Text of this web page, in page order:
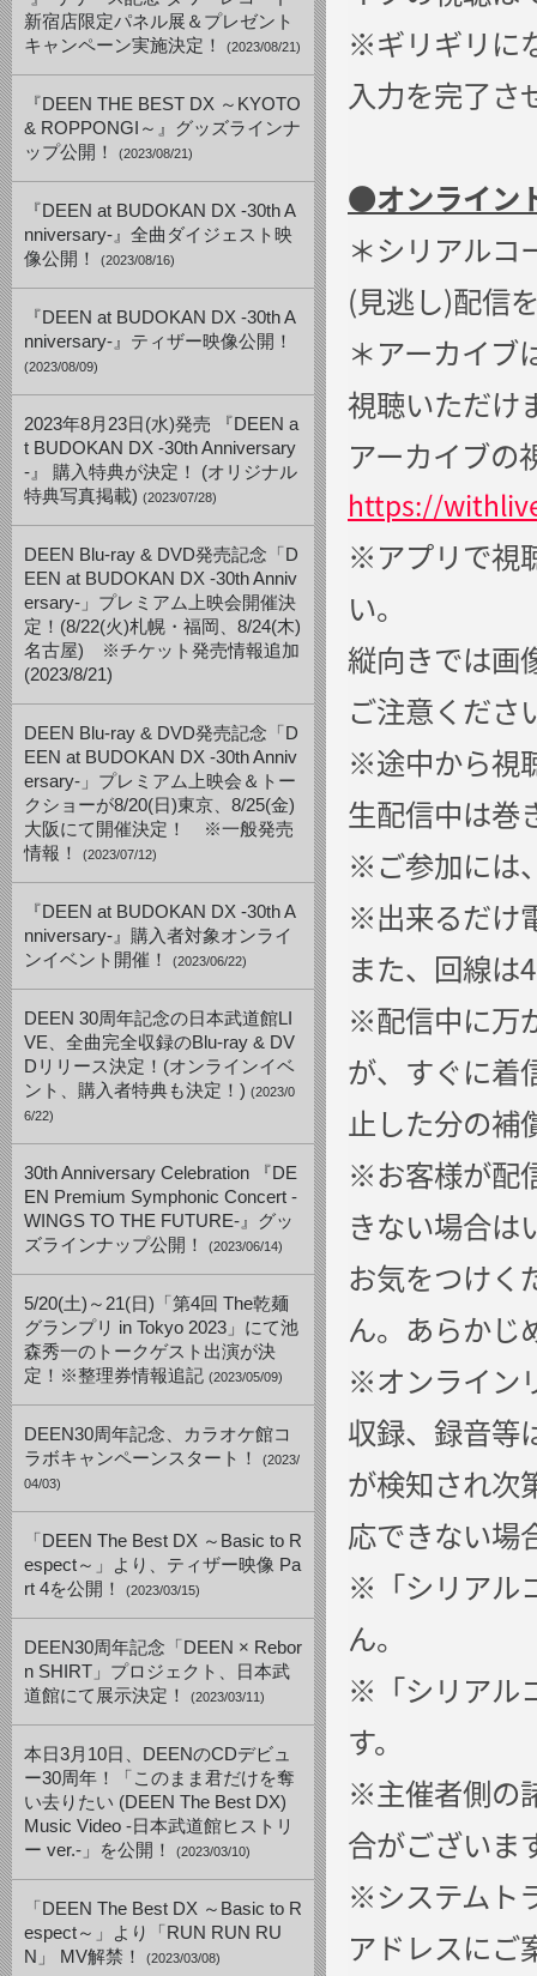
新宿店限定パネル展＆プレゼント
キャンペーン実施決定！
(2023/08/21)
『DEEN THE BEST DX ～KYOTO
& ROPPONGI～』グッズラインナ
ップ公開！
(2023/08/21)
『DEEN at BUDOKAN DX -30th A
nniversary-』全曲ダイジェスト映
像公開！
(2023/08/16)
『DEEN at BUDOKAN DX -30th A
nniversary-』ティザー映像公開！
(2023/08/09)
2023年8月23日(水)発売 『DEEN a
t BUDOKAN DX -30th Anniversary
-』 購入特典が決定！ (オリジナル
特典写真掲載) (2023/07/28)
DEEN Blu-ray & DVD発売記念「D
EEN at BUDOKAN DX -30th Anniv
ersary-」プレミアム上映会開催決
定！(8/22(火)札幌・福岡、8/24(木)
名古屋) ※チケット発売情報追加
(2023/8/21)
DEEN Blu-ray & DVD発売記念「D
EEN at BUDOKAN DX -30th Anniv
ersary-」プレミアム上映会＆トー
クショーが8/20(日)東京、8/25(金)
大阪にて開催決定！ ※一般発売
情報！
(2023/07/12)
『DEEN at BUDOKAN DX -30th A
nniversary-』購入者対象オンライ
ンイベント開催！
(2023/06/22)
DEEN 30周年記念の日本武道館LI
VE、全曲完全収録のBlu-ray & DV
Dリリース決定！(オンラインイベ
ント、購入者特典も決定！) (2023/0
6/22)
30th Anniversary Celebration 『DE
EN Premium Symphonic Concert -
WINGS TO THE FUTURE-』グッ
ズラインナップ公開！
(2023/06/14)
5/20(土)～21(日)「第4回 The乾麺
グランプリ in Tokyo 2023」にて池
森秀一のトークゲスト出演が決
定！※整理券情報追記 (2023/05/09)
DEEN30周年記念、カラオケ館コ
ラボキャンペーンスタート！
(2023/
04/03)
「DEEN The Best DX ～Basic to R
espect～」より、ティザー映像 Pa
rt 4を公開！
(2023/03/15)
DEEN30周年記念「DEEN × Rebor
n SHIRT」プロジェクト、日本武
道館にて展示決定！
(2023/03/11)
本日3月10日、DEENのCDデビュ
ー30周年！「このまま君だけを奪
い去りたい (DEEN The Best DX)
Music Video -日本武道館ヒストリ
ー ver.-」を公開！
(2023/03/10)
「DEEN The Best DX ～Basic to R
espect～」より「RUN RUN RU
N」 MV解禁！
(2023/03/08)
※ギリギリに
入力を完了さ
●オンライン
＊シリアルコ
(見逃し)配信
＊アーカイ
視聴いただけ
アーカイブの
https://
※アプリで視
い。
縦向きでは画
ご注意くださ
※途中から視
生配信中は巻
※ご参加には
※出来るだけ
また、回線は
※配信中に万
が、すぐに着
止した分の補
※お客様が配
きない場合は
お気をつけく
ん。あらかじ
※オンライン
収録、録音等
が検知され次
応できない場
※「シリアル
ん。
※「シリアル
す。
※主催者側の
合がございま
※システムト
アドレスにご